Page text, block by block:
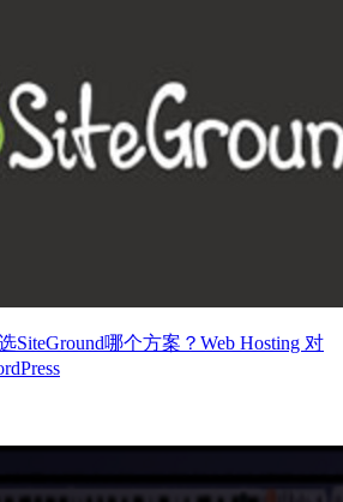
SiteGround哪个方案？Web Hosting 对